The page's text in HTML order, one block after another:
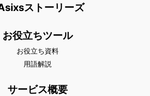
ストーリーズ
お役立ちツール
お役立ち資料
用語解説
サービス概要